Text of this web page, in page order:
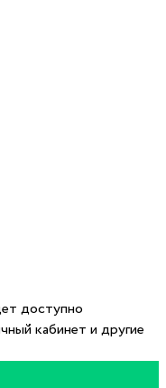
доступно
кабинет и другие